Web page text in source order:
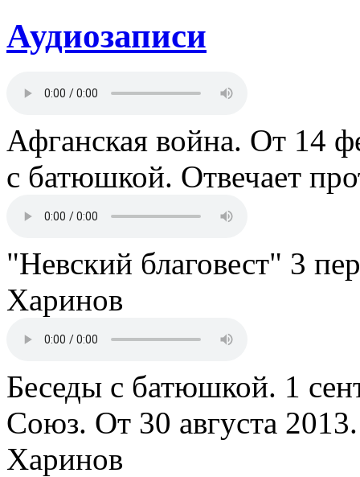
Аудиозаписи
Афганская война. От 14
с батюшкой. Отвечает
"Невский благовест" 3
Харинов
Беседы с батюшкой. 1
Союз. От 30 августа
Харинов